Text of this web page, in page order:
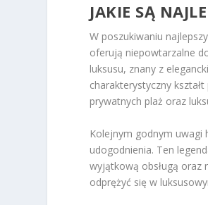
JAKIE SĄ
W poszukiwaniu
oferują niepowtarzalne
luksusu, znany z
charakterystyczny
prywatnych plaż oraz
Kolejnym godnym uwagi
udogodnienia. Ten
wyjątkową obsługą oraz
odprężyć się w